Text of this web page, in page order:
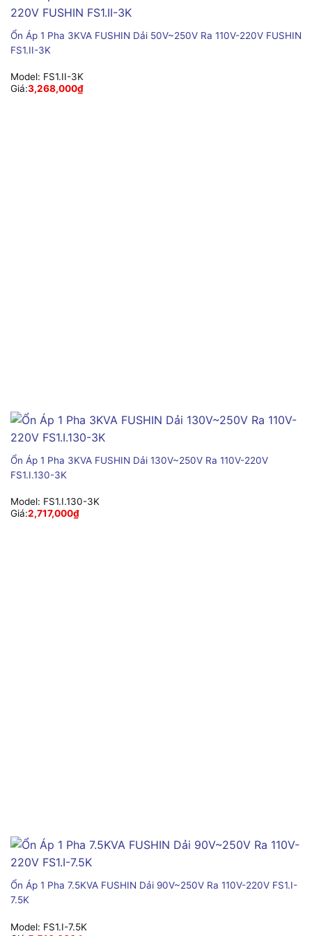
Ổn Áp 1 Pha 3KVA FUSHIN Dải 50V~250V Ra 110V-220V FUSHIN
FS1.II-3K
Model: FS1.II-3K
Giá:3,268,000₫
Ổn Áp 1 Pha 3KVA FUSHIN Dải 130V~250V Ra 110V-220V
FS1.I.130-3K
Model: FS1.I.130-3K
Giá:2,717,000₫
Ổn Áp 1 Pha 7.5KVA FUSHIN Dải 90V~250V Ra 110V-220V FS1.I-
7.5K
Model: FS1.I-7.5K